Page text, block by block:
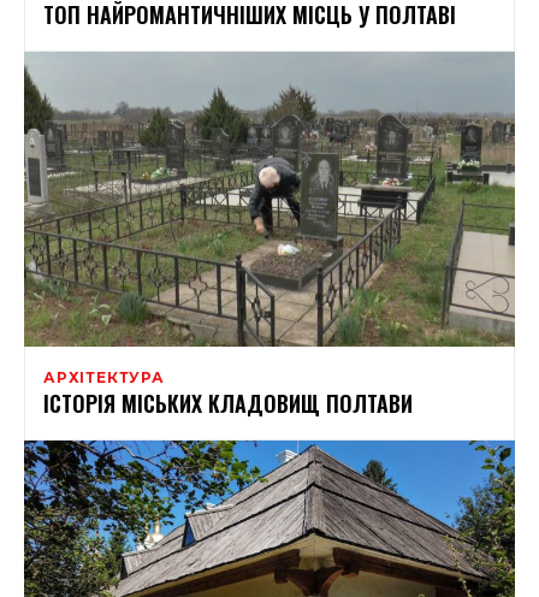
ТОП НАЙРОМАНТИЧНІШИХ МІСЦЬ У ПОЛТАВІ
АРХІТЕКТУРА
ІСТОРІЯ МІСЬКИХ КЛАДОВИЩ ПОЛТАВИ